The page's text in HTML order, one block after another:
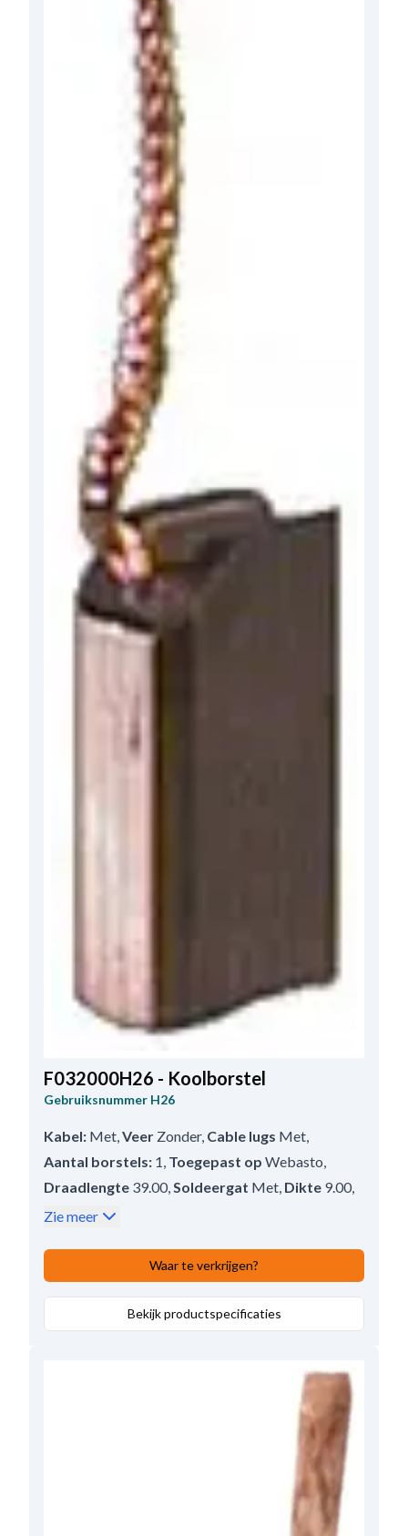
F032000H26 - Koolborstel
Gebruiksnummer H26
Kabel: Met,Veer Zonder, Cable lugs Met,
Aantal borstels: 1, Toegepast op Webasto,
Draadlengte 39.00,Soldeergat Met, Dikte 9.00,
Lengte16.80
Zie meer
Waar te verkrijgen?
Bekijk productspecificaties